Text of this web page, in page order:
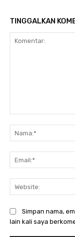
TINGGALKAN
Simpan nama,
lain kali saya